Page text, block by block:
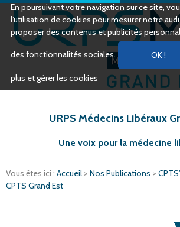
En poursuivant votre navigation sur ce site,
l’utilisation de cookies pour mesurer notre
proposer des contenus et publicités
des fonctionnalités sociales.
plus et gérer les cookies
URPS Médecins Libéraux
Une voix pour la médecine
Vous êtes ici : Accueil > Nos Publications >
CPTS Grand Est